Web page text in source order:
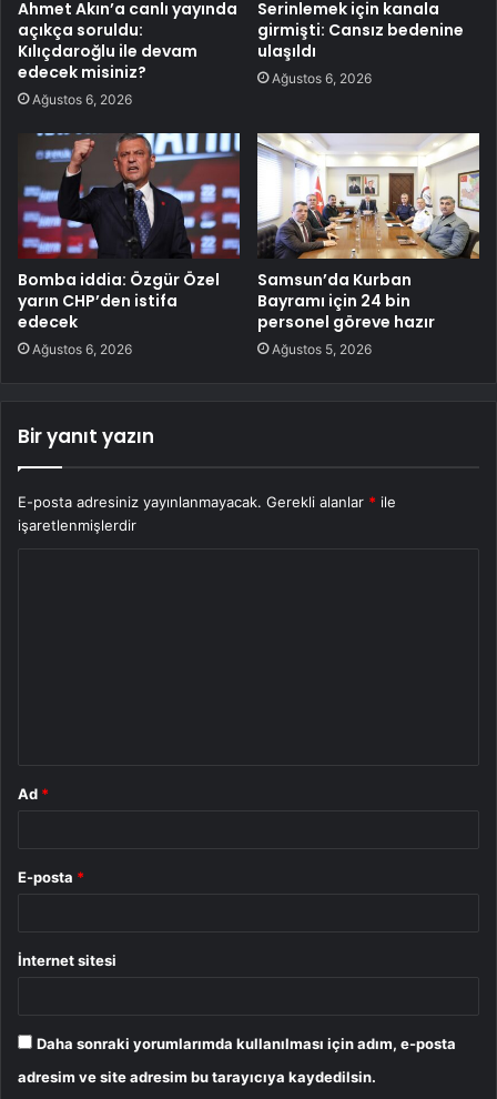
Ahmet Akın’a canlı yayında
açıkça soruldu:
Kılıçdaroğlu ile devam
edecek misiniz?
Ağustos 6, 2026
Serinlemek için kanala
girmişti: Cansız bedenine
ulaşıldı
Ağustos 6, 2026
Bomba iddia: Özgür Özel
yarın CHP’den istifa
edecek
Ağustos 6, 2026
Samsun’da Kurban
Bayramı için 24 bin
personel göreve hazır
Ağustos 5, 2026
Bir yanıt yazın
E-posta adresiniz yayınlanmayacak. Gerekli alanlar * ile
işaretlenmişlerdir
Ad *
E-posta *
İnternet sitesi
Daha sonraki yorumlarımda kullanılması için adım, e-posta
adresim ve site adresim bu tarayıcıya kaydedilsin.